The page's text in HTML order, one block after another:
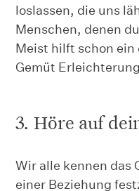
loslassen, die uns
Menschen, denen
Meist hilft schon ein
Gemüt
3. Höre auf
Wir alle kennen das
einer Beziehung